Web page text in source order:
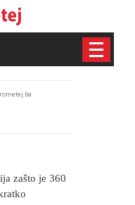
zašto je 360